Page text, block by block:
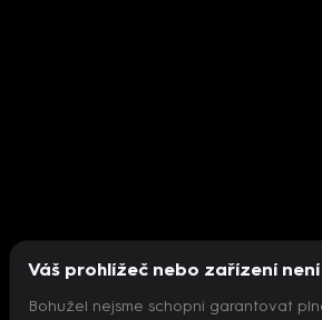
Váš prohlížeč nebo zařízení
Bohužel nejsme schopni garantovat